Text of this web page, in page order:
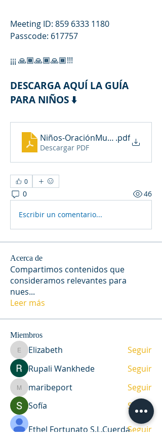
Meeting ID: 859 6333 1180
Passcode: 617757
¡¡¡ 🙏🏾🙏🏾🙏🏾!!!
DESCARGA AQUÍ LA GUÍA
PARA NIÑOS ⬇️
Niños-OraciónMus2023(1)
.pdf
Descargar PDF
0
0 46
Escribir un comentario...
Acerca de
Compartimos contenidos que
consideramos relevantes para
nues...
Leer más
Miembros
Elizabeth
Elizabeth
Seguir
Rupali Wankhede
Seguir
maribeport
maribeport
Seguir
Sofía
Seguir
Ethel Fortunato S.L.CuerdaSeguir